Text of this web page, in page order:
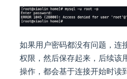
如果用户密码都没有问题，连
权限，然后保存起来，后续该
操作，都会基于连接开始时读